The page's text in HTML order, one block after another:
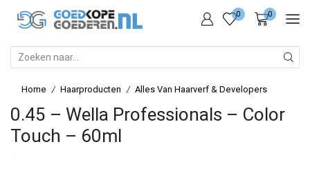
0 0
Home / Haarproducten / Alles Van Haarverf & Developers
0.45 – Wella Professionals – Color
Touch – 60ml